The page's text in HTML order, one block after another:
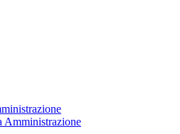
Amministrazione